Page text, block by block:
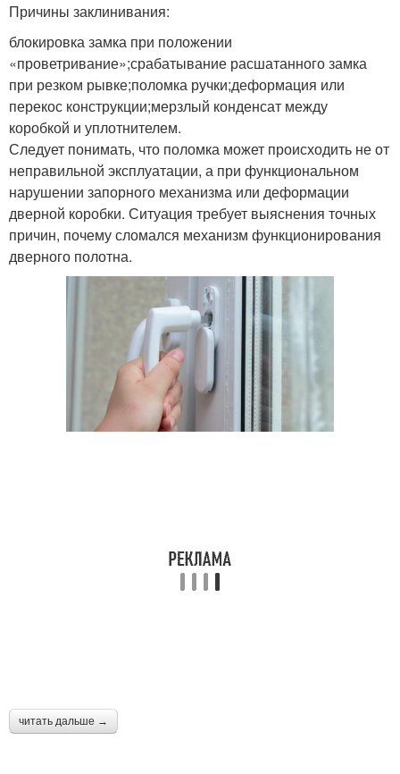
Причины заклинивания:
блокировка замка при положении
«проветривание»;срабатывание расшатанного замка
при резком рывке;поломка ручки;деформация или
перекос конструкции;мерзлый конденсат между
коробкой и уплотнителем.
Следует понимать, что поломка может происходить не от
неправильной эксплуатации, а при функциональном
нарушении запорного механизма или деформации
дверной коробки. Ситуация требует выяснения точных
причин, почему сломался механизм функционирования
дверного полотна.
читать дальше →